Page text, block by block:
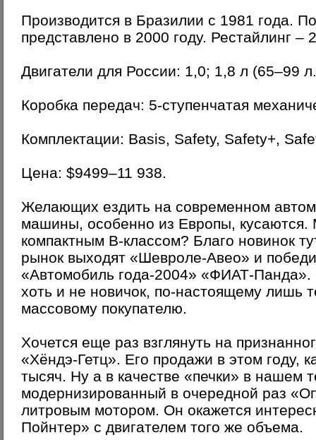
Производится в Бразилии с 1981 года.
представлено в 2000 году. Рестайлинг –
Двигатели для России: 1,0; 1,8 л (65–99
Коробка передач: 5-ступенчатая
Комплектации: Basis, Safety, Safety+,
Цена: $9499–11 938.
Желающих ездить на современном
машины, особенно из Европы, кусаются.
компактным В-классом? Благо новинок
рынок выходят «Шевроле-Авео» и
«Автомобиль года-2004» «ФИАТ-Панда».
хоть и не новичок, по-настоящему лишь
массовому покупателю.
Хочется еще раз взглянуть на
«Хёндэ-Гетц». Его продажи в этом году,
тысяч. Ну а в качестве «печки» в нашем
модернизированный в очередной раз
литровым мотором. Он окажется
Пойнтер» с двигателем того же объема.